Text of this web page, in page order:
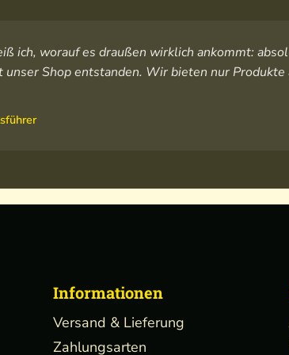
ich, worauf es draußen wirklich ankommt:
unser Shop entstanden. Wir bieten nur
Informationen
Versand & Lieferung
Zahlungsarten